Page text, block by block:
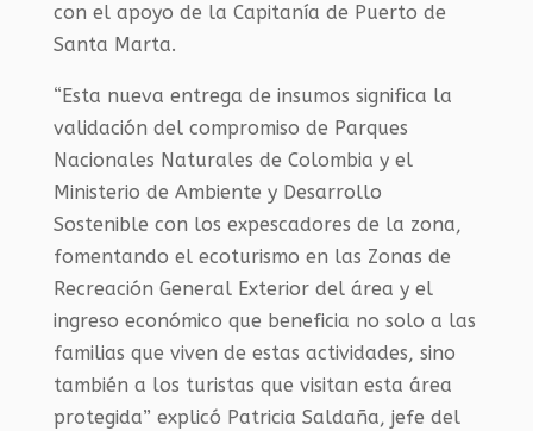
con el apoyo de la Capitanía de Puerto de
Santa Marta.
“Esta nueva entrega de insumos significa la
validación del compromiso de Parques
Nacionales Naturales de Colombia y el
Ministerio de Ambiente y Desarrollo
Sostenible con los expescadores de la zona,
fomentando el ecoturismo en las Zonas de
Recreación General Exterior del área y el
ingreso económico que beneficia no solo a las
familias que viven de estas actividades, sino
también a los turistas que visitan esta área
protegida” explicó Patricia Saldaña, jefe del